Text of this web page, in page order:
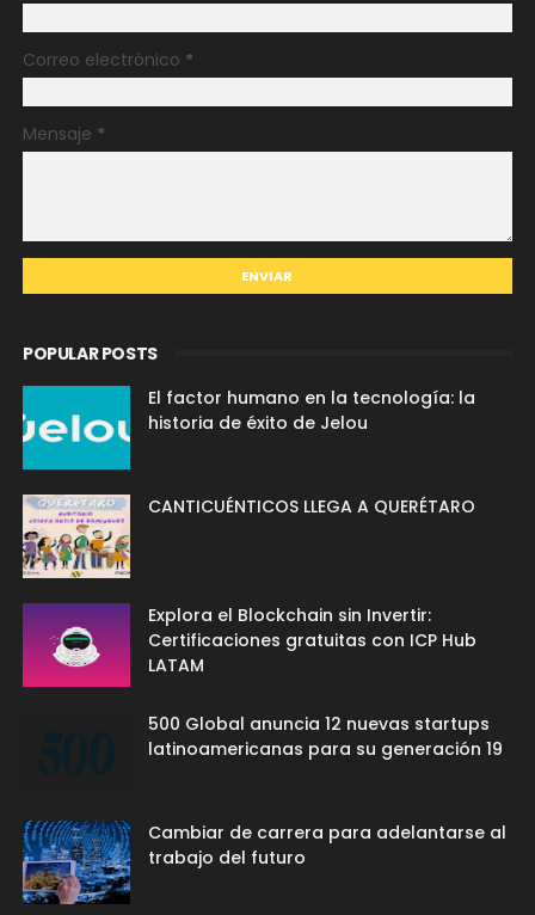
Correo electrónico *
Mensaje *
POPULAR POSTS
El factor humano en la tecnología: la
historia de éxito de Jelou
CANTICUÉNTICOS LLEGA A QUERÉTARO
Explora el Blockchain sin Invertir:
Certificaciones gratuitas con ICP Hub
LATAM
500 Global anuncia 12 nuevas startups
latinoamericanas para su generación 19
Cambiar de carrera para adelantarse al
trabajo del futuro